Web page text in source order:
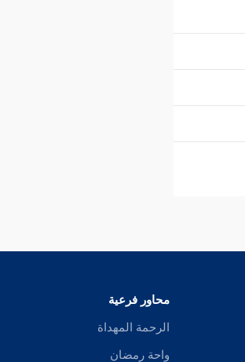
محاور فرعية
الرحمة المهداة
واحة رمضان